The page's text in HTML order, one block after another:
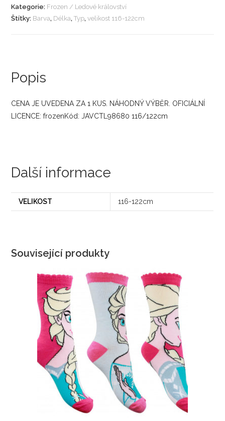
Kategorie: Frozen / Ledové království
Štítky: Barva, Délka,Typ,velikost 116-122cm
Popis
CENA JE UVEDENA ZA 1 KUS. NÁHODNÝ VÝBĚR. OFICIÁLNÍ
LICENCE: frozenKód: JAVCTL98680 116/122cm
Další informace
VELIKOST 116-122cm
Související produkty